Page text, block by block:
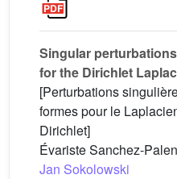
Singular
for the Dirichlet
[Perturbations
formes pour le
Dirichlet]
Évariste Sanchez-
Jan Sokolowski